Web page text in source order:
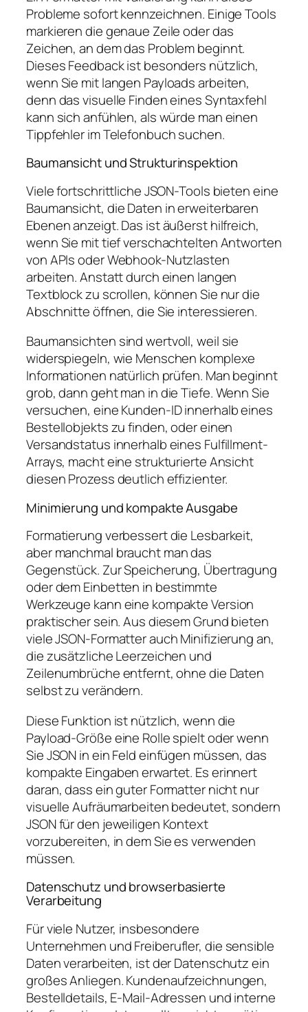
Probleme sofort kennzeichnen. Einige Tools
markieren die genaue Zeile oder das
Zeichen, an dem das Problem beginnt.
Dieses Feedback ist besonders nützlich,
wenn Sie mit langen Payloads arbeiten,
denn das visuelle Finden eines Syntaxfehl
kann sich anfühlen, als würde man einen
Tippfehler im Telefonbuch suchen.
Baumansicht und Strukturinspektion
Viele fortschrittliche JSON-Tools bieten eine
Baumansicht, die Daten in erweiterbaren
Ebenen anzeigt. Das ist äußerst hilfreich,
wenn Sie mit tief verschachtelten Antworten
von APIs oder Webhook-Nutzlasten
arbeiten. Anstatt durch einen langen
Textblock zu scrollen, können Sie nur die
Abschnitte öffnen, die Sie interessieren.
Baumansichten sind wertvoll, weil sie
widerspiegeln, wie Menschen komplexe
Informationen natürlich prüfen. Man beginnt
grob, dann geht man in die Tiefe. Wenn Sie
versuchen, eine Kunden-ID innerhalb eines
Bestellobjekts zu finden, oder einen
Versandstatus innerhalb eines Fulfillment-
Arrays, macht eine strukturierte Ansicht
diesen Prozess deutlich effizienter.
Minimierung und kompakte Ausgabe
Formatierung verbessert die Lesbarkeit,
aber manchmal braucht man das
Gegenstück. Zur Speicherung, Übertragung
oder dem Einbetten in bestimmte
Werkzeuge kann eine kompakte Version
praktischer sein. Aus diesem Grund bieten
viele JSON-Formatter auch Minifizierung an,
die zusätzliche Leerzeichen und
Zeilenumbrüche entfernt, ohne die Daten
selbst zu verändern.
Diese Funktion ist nützlich, wenn die
Payload-Größe eine Rolle spielt oder wenn
Sie JSON in ein Feld einfügen müssen, das
kompakte Eingaben erwartet. Es erinnert
daran, dass ein guter Formatter nicht nur
visuelle Aufräumarbeiten bedeutet, sondern
JSON für den jeweiligen Kontext
vorzubereiten, in dem Sie es verwenden
müssen.
Datenschutz und browserbasierte
Verarbeitung
Für viele Nutzer, insbesondere
Unternehmen und Freiberufler, die sensible
Daten verarbeiten, ist der Datenschutz ein
großes Anliegen. Kundenaufzeichnungen,
Bestelldetails, E-Mail-Adressen und interne